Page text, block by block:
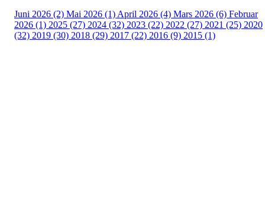
Juni 2026 (2) Mai 2026 (1) April 2026 (4) Mars 2026 (6) Februar
2026 (1) 2025 (27) 2024 (32) 2023 (22) 2022 (27) 2021 (25) 2020
(32) 2019 (30) 2018 (29) 2017 (22) 2016 (9) 2015 (1)